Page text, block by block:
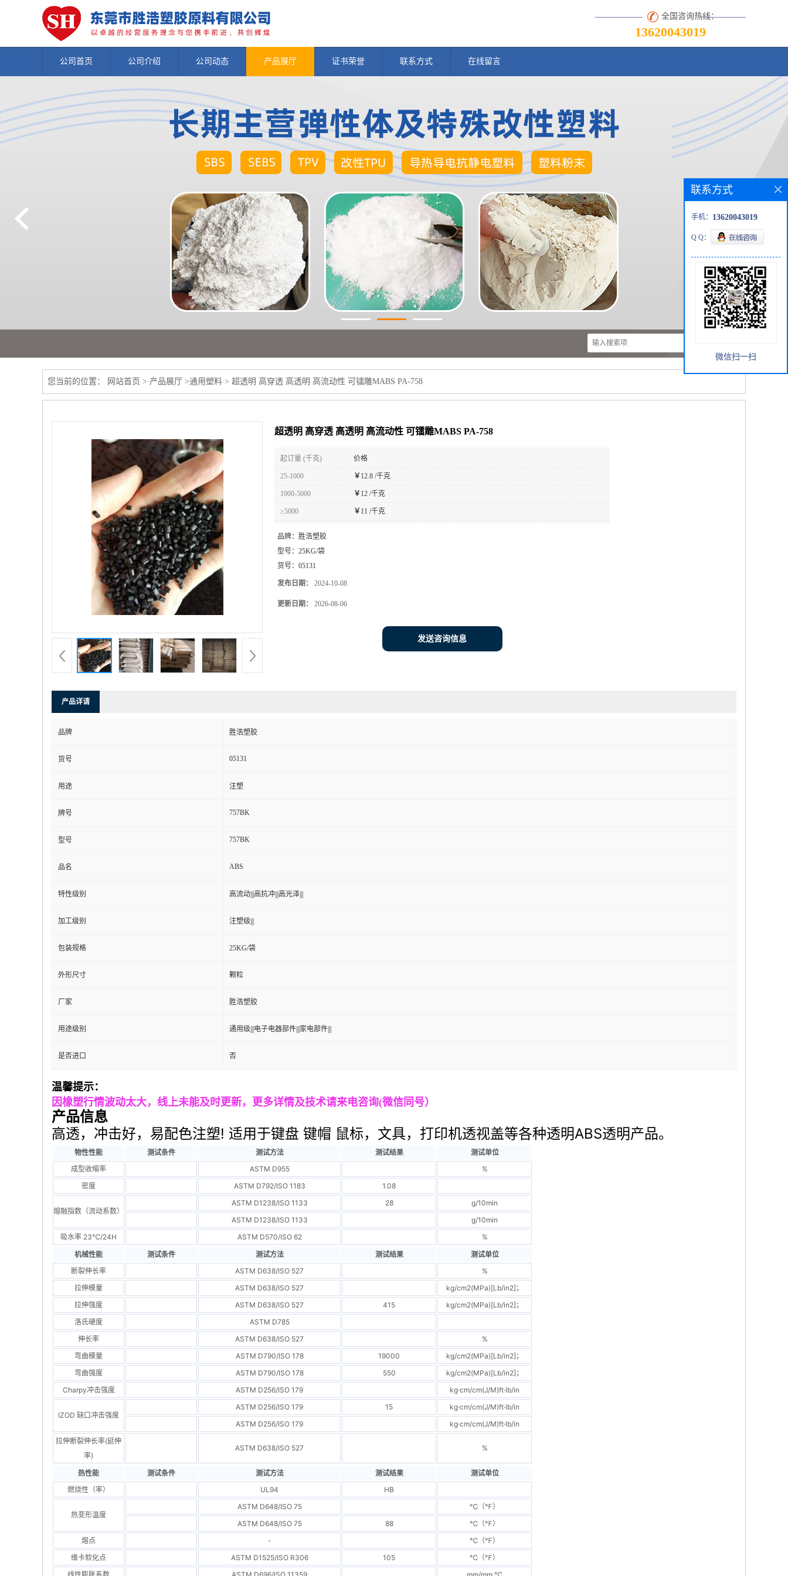
全国咨询热线：
13620043019
公司首页 公司介绍 公司动态 产品展厅 证书荣誉 联系方式 在线留言
您当前的位置： 网站首页 > 产品展厅 >通用塑料 > 超透明 高穿透 高透明 高流动性 可镭雕MABS PA-758
超透明 高穿透 高透明 高流动性 可镭雕MABS PA-758
起订量 (千克) 价格
25-1000 ￥ 12.8 /千克
1000-5000 ￥ 12 /千克
≥5000 ￥ 11 /千克
品牌： 胜浩塑胶
型号： 25KG/袋
货号： 05131
发布日期： 2024-10-08
更新日期： 2026-08-06
发送咨询信息
产品详请
品牌 胜浩塑胶
货号 05131
用途 注塑
牌号 757BK
型号 757BK
品名 ABS
特性级别 高流动|||高抗冲|||高光泽|||
加工级别 注塑级|||
包装规格 25KG/袋
外形尺寸 颗粒
厂家 胜浩塑胶
用途级别 通用级|||电子电器部件|||家电部件|||
是否进口 否
温馨提示：
因橡塑行情波动太大，线上未能及时更新，更多详情及技术请来电咨询(微信同号）
产品信息
高透，冲击好，易配色注塑! 适用于键盘 键帽 鼠标，文具，打印机透视盖等各种透明ABS透明产品。
物性性能 测试条件 测试方法 测试结果
测试单位
成型收缩率
ASTM D955
%
密度
ASTM D792/ISO 1183 1.08
熔融指数（流动系数）
ASTM D1238/ISO 1133 28
g/10min
ASTM D1238/ISO 1133
g/10min
吸水率 23℃/24H
ASTM D570/ISO 62
%
机械性能
测试条件 测试方法 测试结果
测试单位
断裂伸长率
ASTM D638/ISO 527
%
拉伸模量
ASTM D638/ISO 527
kg/cm2(MPa)[Lb/in2]；
拉伸强度
ASTM D638/ISO 527 415
kg/cm2(MPa)[Lb/in2]；
洛氏硬度
ASTM D785
伸长率
ASTM D638/ISO 527
%
弯曲模量
ASTM D790/ISO 178 19000
kg/cm2(MPa)[Lb/in2]；
弯曲强度
ASTM D790/ISO 178 550
kg/cm2(MPa)[Lb/in2]；
Charpy冲击强度
ASTM D256/ISO 179 kg·cm/cm(J/M)ft·lb/in
IZOD 缺口冲击强度
ASTM D256/ISO 179 15
kg·cm/cm(J/M)ft·lb/in
ASTM D256/ISO 179
kg·cm/cm(J/M)ft·lb/in
拉伸断裂伸长率(延伸
率)
ASTM D638/ISO 527 %
热性能 测试条件 测试方法 测试结果
测试单位
燃烧性（率）
UL94 HB
热变形温度
ASTM D648/ISO 75
℃（℉）
ASTM D648/ISO 75
88
℃（℉）
熔点
-
℃（℉）
维卡软化点
ASTM D1525/ISO R306 105
℃（℉）
联系方式
手机： 13620043019
Q Q：
微信扫一扫